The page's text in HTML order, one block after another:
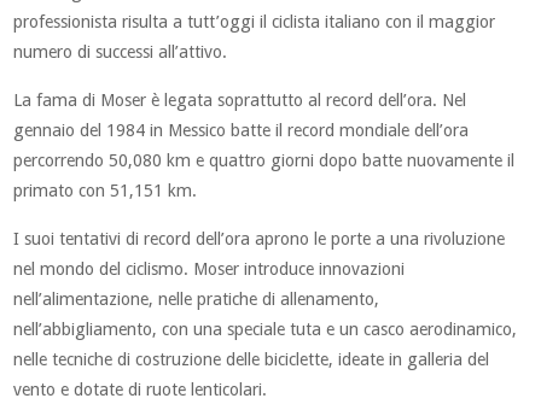
professionista risulta a tutt’oggi il ciclista italiano con il maggior
numero di successi all’attivo.
La fama di Moser è legata soprattutto al record dell’ora. Nel
gennaio del 1984 in Messico batte il record mondiale dell’ora
percorrendo 50,080 km e quattro giorni dopo batte nuovamente il
primato con 51,151 km.
I suoi tentativi di record dell’ora aprono le porte a una rivoluzione
nel mondo del ciclismo. Moser introduce innovazioni
nell’alimentazione, nelle pratiche di allenamento,
nell’abbigliamento, con una speciale tuta e un casco aerodinamico,
nelle tecniche di costruzione delle biciclette, ideate in galleria del
vento e dotate di ruote lenticolari.